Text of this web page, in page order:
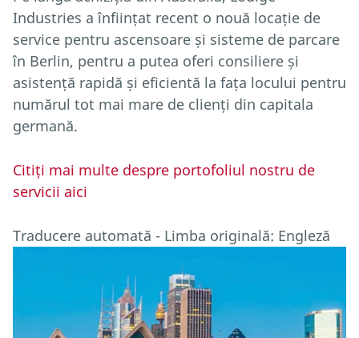
Industries a înființat recent o nouă locație de
service pentru ascensoare și sisteme de parcare
în Berlin, pentru a putea oferi consiliere și
asistență rapidă și eficientă la fața locului pentru
numărul tot mai mare de clienți din capitala
germană.
Citiți mai multe despre portofoliul nostru de
servicii aici
Traducere automată - Limba originală: Engleză